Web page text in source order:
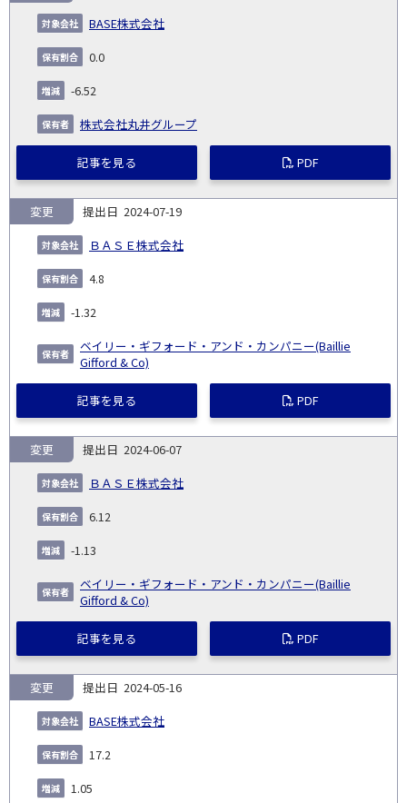
BASE株式会社
0.0
-6.52
株式会社丸井グループ
記事を見る PDF
2024-07-19
ＢＡＳＥ株式会社
変更
4.8
-1.32
ベイリー・ギフォード・アンド・カンパニー(Baillie
Gifford & Co)
記事を見る PDF
2024-06-07
ＢＡＳＥ株式会社
変更
6.12
-1.13
ベイリー・ギフォード・アンド・カンパニー(Baillie
Gifford & Co)
記事を見る PDF
2024-05-16
BASE株式会社
変更
17.2
1.05